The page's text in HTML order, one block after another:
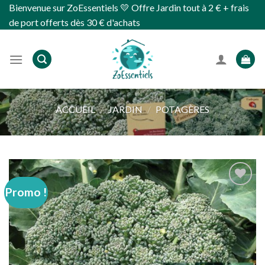
SkipBienvenue sur ZoEssentiels 💛 Offre Jardin tout à 2 € + frais
de port offerts dès 30 € d'achats
ACCUEIL / JARDIN / POTAGÈRES
Promo !
Ajouter
à
wishlist